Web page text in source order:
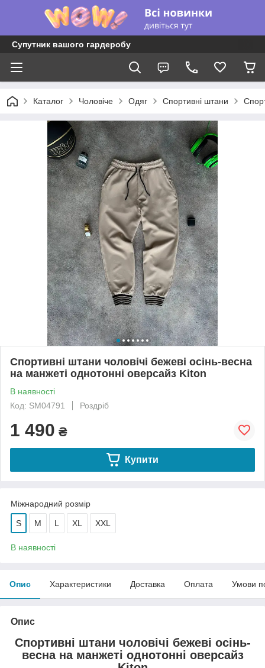
Супутник вашого гардеробу
Каталог Чоловіче Одяг Спортивні штани
Спортивні штани чоловічі бежеві осінь-весна
на манжеті однотонні оверсайз Kiton
В наявності
Код: SM04791
Роздріб
1 490 ₴
Купити
Міжнародний розмір
S M L XL XXL
В наявності
Опис Характеристики Доставка Оплата Умови
Опис
Спортивні штани чоловічі бежеві осінь-
весна на манжеті однотонні оверсайз